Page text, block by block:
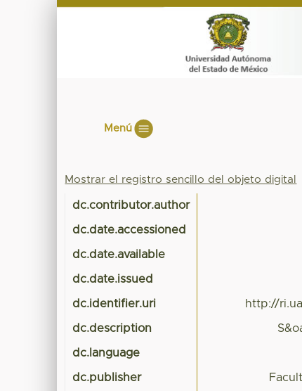
Menú
Mostrar el registro sencillo del objeto digital
dc.contributor.author
dc.date.accessioned
dc.date.available
dc.date.issued
dc.identifier.uri http://
dc.description
dc.language
dc.publisher